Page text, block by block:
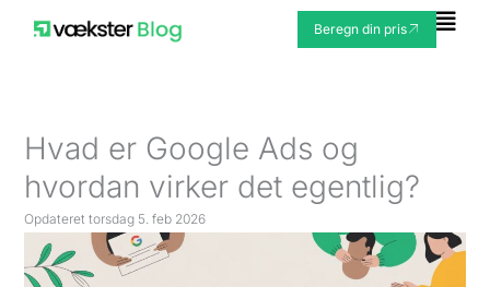
Beregn din pris
Hvad er Google Ads og
hvordan virker det egentlig?
Opdateret torsdag 5. feb 2026